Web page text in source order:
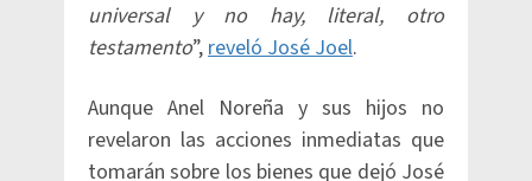
universal y no hay, literal, otro
testamento”,reveló José Joel.
Aunque Anel Noreña y sus hijos no
revelaron las acciones inmediatas que
tomarán sobre los bienes que dejó José